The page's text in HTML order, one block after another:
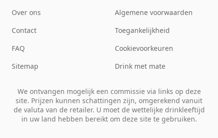
Over ons
Contact
FAQ
Sitemap
Algemene voorwaarden
Toegankelijkheid
Cookievoorkeuren
Drink met mate
We ontvangen mogelijk een commissie via links op deze
site. Prijzen kunnen schattingen zijn, omgerekend vanuit
de valuta van de retailer. U moet de wettelijke drinkleeftijd
in uw land hebben bereikt om deze site te gebruiken.